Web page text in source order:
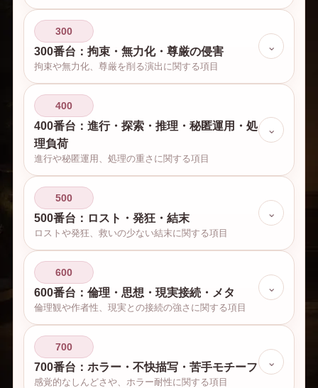
300
300番台：拘束・無力化・尊厳の侵害
拘束や無力化、尊厳を削る演出に関する項目
⌄
400
400番台：進行・探索・推理・秘匿運用・処
理負荷
進行や秘匿運用、処理の重さに関する項目
⌄
500
500番台：ロスト・発狂・結末
ロストや発狂、救いの少ない結末に関する項目
⌄
600
600番台：倫理・思想・現実接続・メタ
倫理観や作者性、現実との接続の強さに関する項目
⌄
700
700番台：ホラー・不快描写・苦手モチーフ
感覚的なしんどさや、ホラー耐性に関する項目
⌄